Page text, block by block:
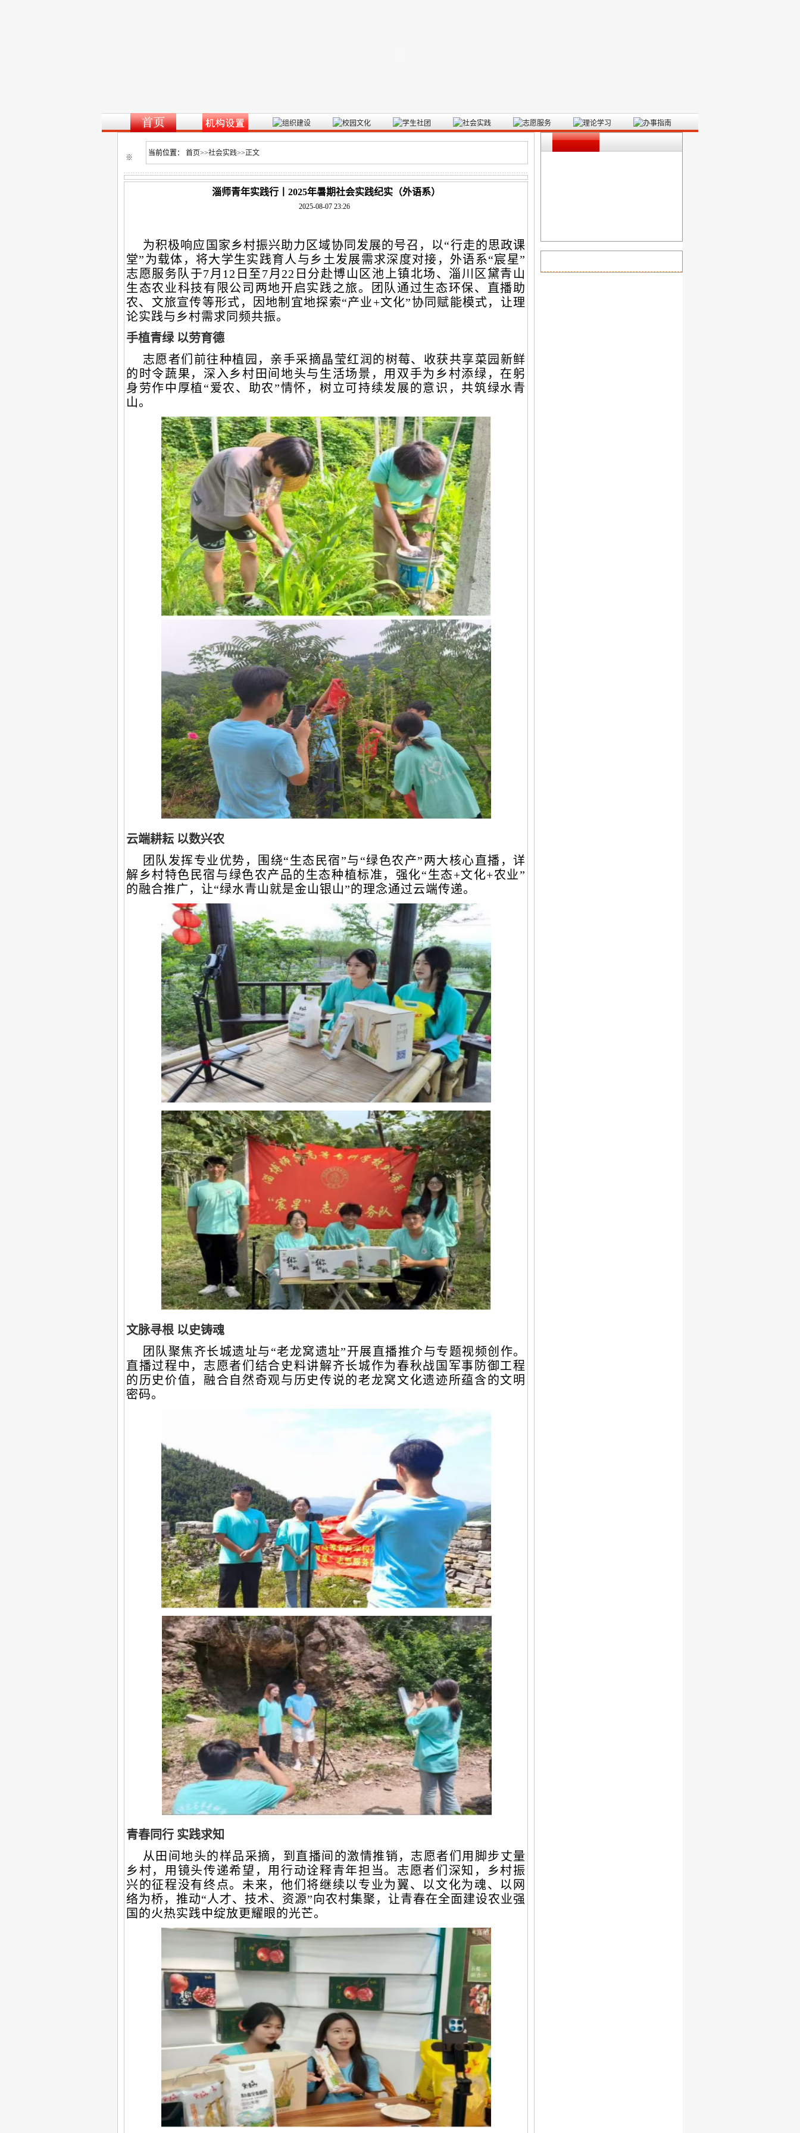
※
当前位置： 首页>>社会实践>>正文
淄师青年实践行丨2025年暑期社会实践纪实（外语系）
2025-08-07 23:26
为积极响应国家乡村振兴助力区域协同发展的号召，以“行走的思政课
堂”为载体，将大学生实践育人与乡土发展需求深度对接，外语系“宸星”
志愿服务队于7月12日至7月22日分赴博山区池上镇北场、淄川区黛青山
生态农业科技有限公司两地开启实践之旅。团队通过生态环保、直播助
农、文旅宣传等形式，因地制宜地探索“产业+文化”协同赋能模式，让理
论实践与乡村需求同频共振。
手植青绿 以劳育德
志愿者们前往种植园，亲手采摘晶莹红润的树莓、收获共享菜园新鲜
的时令蔬果，深入乡村田间地头与生活场景，用双手为乡村添绿，在躬
身劳作中厚植“爱农、助农”情怀，树立可持续发展的意识，共筑绿水青
山。
云端耕耘 以数兴农
团队发挥专业优势，围绕“生态民宿”与“绿色农产”两大核心直播，详
解乡村特色民宿与绿色农产品的生态种植标准，强化“生态+文化+农业”
的融合推广，让“绿水青山就是金山银山”的理念通过云端传递。
文脉寻根 以史铸魂
团队聚焦齐长城遗址与“老龙窝遗址”开展直播推介与专题视频创作。
直播过程中，志愿者们结合史料讲解齐长城作为春秋战国军事防御工程
的历史价值，融合自然奇观与历史传说的老龙窝文化遗迹所蕴含的文明
密码。
青春同行 实践求知
从田间地头的样品采摘，到直播间的激情推销，志愿者们用脚步丈量
乡村，用镜头传递希望，用行动诠释青年担当。志愿者们深知，乡村振
兴的征程没有终点。未来，他们将继续以专业为翼、以文化为魂、以网
络为桥，推动“人才、技术、资源”向农村集聚，让青春在全面建设农业强
国的火热实践中绽放更耀眼的光芒。